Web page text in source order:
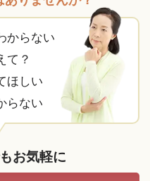
からない
て？
ほしい
らない
お気軽に